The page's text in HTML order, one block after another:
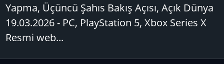
Yapma, Üçüncü Şahıs Bakış Açısı, Açık Dünya
19.03.2026 - PC, PlayStation 5, Xbox Series X
Resmi web...